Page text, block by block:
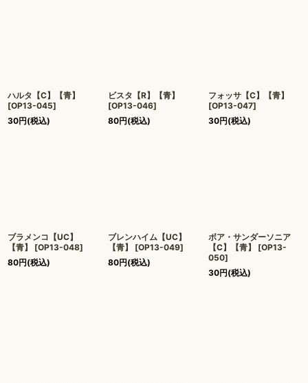
ハルタ【C】【青】
[OP13-045]
30円(税込)
ビスタ【R】【青】
[OP13-046]
80円(税込)
フォッサ【C】【青】
[OP13-047]
30円(税込)
ブラメンコ【UC】
【青】
[OP13-048]
80円(税込)
ブレンハイム【UC】
【青】
[OP13-049]
80円(税込)
ボア・サンダーソニア
【C】【青】
[OP13-
050]
30円(税込)